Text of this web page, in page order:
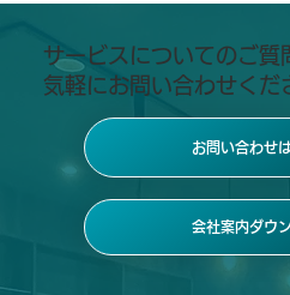
サービスについてのご質
気軽にお問い合わせくだ
会社案内ダウ
お問い合わせ